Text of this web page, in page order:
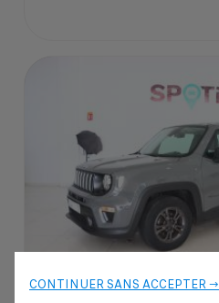
CONTINUER SANS ACCEPTER →